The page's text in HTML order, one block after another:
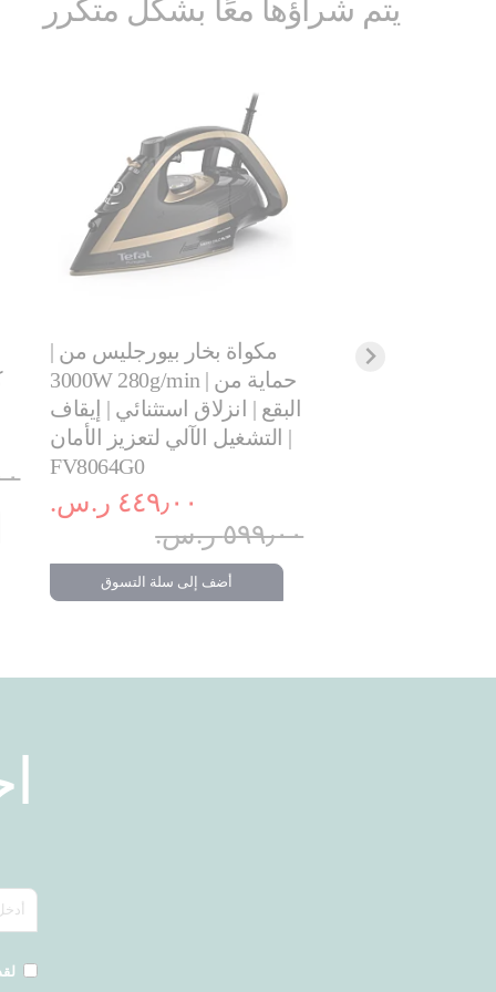
يتم شراؤها معًا بشكل متكرر
مكواة بخار بيورجليس من |
3000W 280g/min | حماية من
البقع | انزلاق استثنائي | إيقاف
التشغيل الآلي لتعزيز الأمان |
FV8064G0
٤٤٩٫٠٠ ر.س.‏
٥٩٩٫٠٠ ر.س.‏
أضف إلى سلة التسوق
بخار | إكسبريس